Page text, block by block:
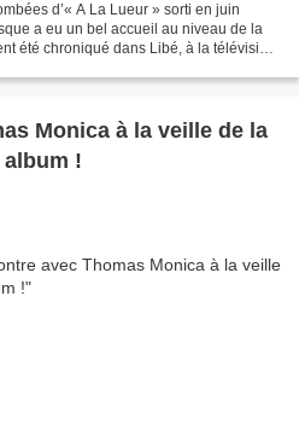
d’« A La Lueur » sorti en juin
a eu un bel accueil au niveau de la
été chroniqué dans Libé, à la télévision
Monica à la veille de la
!